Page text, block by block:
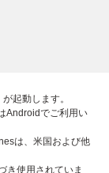
起動します。
Androidでご利用い
は、米国および他
き使用されていま